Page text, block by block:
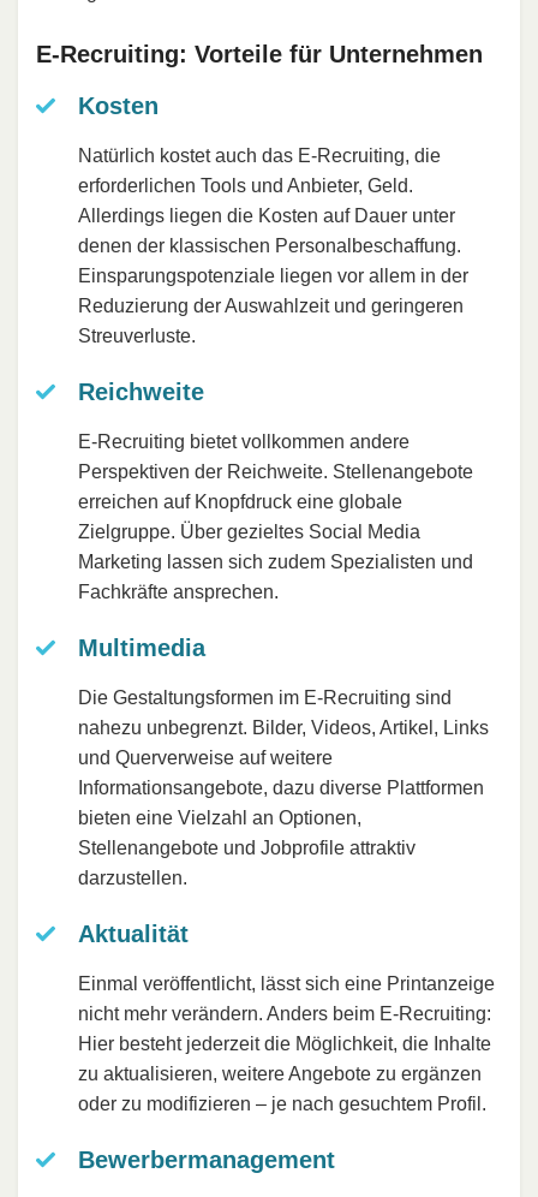
E-Recruiting: Vorteile für Unternehmen
Kosten
Natürlich kostet auch das E-Recruiting, die
erforderlichen Tools und Anbieter, Geld.
Allerdings liegen die Kosten auf Dauer unter
denen der klassischen Personalbeschaffung.
Einsparungspotenziale liegen vor allem in der
Reduzierung der Auswahlzeit und geringeren
Streuverluste.
Reichweite
E-Recruiting bietet vollkommen andere
Perspektiven der Reichweite. Stellenangebote
erreichen auf Knopfdruck eine globale
Zielgruppe. Über gezieltes Social Media
Marketing lassen sich zudem Spezialisten und
Fachkräfte ansprechen.
Multimedia
Die Gestaltungsformen im E-Recruiting sind
nahezu unbegrenzt. Bilder, Videos, Artikel, Links
und Querverweise auf weitere
Informationsangebote, dazu diverse Plattformen
bieten eine Vielzahl an Optionen,
Stellenangebote und Jobprofile attraktiv
darzustellen.
Aktualität
Einmal veröffentlicht, lässt sich eine Printanzeige
nicht mehr verändern. Anders beim E-Recruiting:
Hier besteht jederzeit die Möglichkeit, die Inhalte
zu aktualisieren, weitere Angebote zu ergänzen
oder zu modifizieren – je nach gesuchtem Profil.
Bewerbermanagement